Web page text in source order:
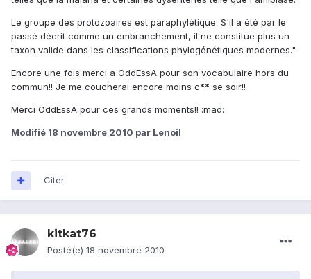
Le groupe des protozoaires est paraphylétique. S'il a été par le
passé décrit comme un embranchement, il ne constitue plus un
taxon valide dans les classifications phylogénétiques modernes."
Encore une fois merci a OddEssA pour son vocabulaire hors du
commun!! Je me coucherai encore moins c** se soir!!
Merci OddEssA pour ces grands moments!! :mad:
Modifié 18 novembre 2010 par Lenoil
Citer
kitkat76
Posté(e) 18 novembre 2010